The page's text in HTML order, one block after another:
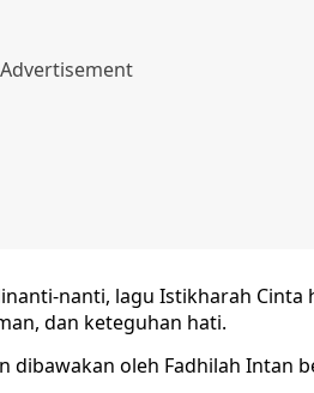
nanti, lagu Istikharah Cinta
dan keteguhan hati.
oleh Fadhilah Intan